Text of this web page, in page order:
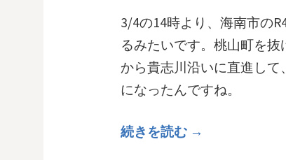
3/4の14時より、海南市の
るみたいです。桃山町を
から貴志川沿いに直進して
になったんですね。
続きを読む →